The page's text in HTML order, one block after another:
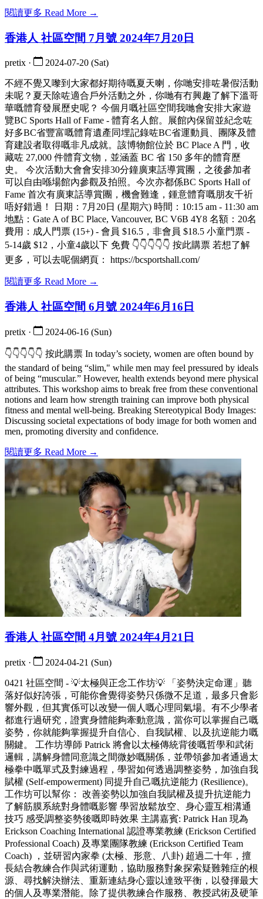
閱讀更多 Read More →
香港人 社區空間 7月號 2024年7月20日
pretix · 2024-07-20 (Sat)
不經不覺又嚟到大家都好期待嘅夏天喇，你哋安排咗暑假活動
未呢？夏天除咗適合戶外活動之外，你哋有冇興趣了解下溫哥
華嘅體育發展歷史呢？ 今個月嘅社區空間我哋會安排大家遊
覽BC Sports Hall of Fame - 體育名人館。展館內保留並紀念咗
好多BC省豐富嘅體育遺產同埋記錄咗BC省運動員、團隊及體
育建設者取得嘅非凡成就。該博物館位於 BC Place A 門，收
藏咗 27,000 件體育文物，並涵蓋 BC 省 150 多年的體育歷
史。 今次活動大會會安排30分鐘廣東話導賞團，之後參加者
可以自由喺場館內參觀及拍照。今次亦都係BC Sports Hall of
Fame 首次有廣東話導賞團，機會難逢，鍾意體育嘅朋友千祈
唔好錯過！ 日期：7月20日 (星期六) 時間：10:15 am - 11:30 am
地點：Gate A of BC Place, Vancouver, BC V6B 4Y8 名額：20名
費用：成人門票 (15+) - 會員 $16.5，非會員 $18.5 小童門票 -
5-14歲 $12，小童4歲以下 免費 👇👇👇👇👇 按此購票 若想了解
更多，可以去呢個網頁： https://bcsportshall.com/
閱讀更多 Read More →
香港人 社區空間 6月號 2024年6月16日
pretix · 2024-06-16 (Sun)
👇👇👇👇👇 按此購票 In today’s society, women are often bound by
the standard of being “slim," while men may feel pressured by ideals
of being “muscular.” However, health extends beyond mere physical
attributes. This workshop aims to break free from these conventional
notions and learn how strength training can improve both physical
fitness and mental well-being. Breaking Stereotypical Body Images:
Discussing societal expectations of body image for both women and
men, promoting diversity and confidence.
閱讀更多 Read More →
香港人 社區空間 4月號 2024年4月21日
pretix · 2024-04-21 (Sun)
0421 社區空間 - 💡太極與正念工作坊💡 「姿勢決定命運」聽
落好似好誇張，可能你會覺得姿勢只係微不足道，最多只會影
響外觀，但其實係可以改變一個人嘅心理同氣場。有不少學者
都進行過研究，證實身體能夠牽動意識，當你可以掌握自己嘅
姿勢，你就能夠掌握提升自信心、自我賦權、以及抗逆能力嘅
關鍵。 工作坊導師 Patrick 將會以太極傳統背後嘅哲學和武術
邏輯，講解身體同意識之間微妙嘅關係，並帶領參加者通過太
極拳中嘅單式及對練過程，學習如何透過調整姿勢，加強自我
賦權 (Self-empowerment) 同提升自己嘅抗逆能力 (Resilience)。
工作坊可以幫你： 改善姿勢以加強自我賦權及提升抗逆能力
了解筋膜系統對身體嘅影響 學習放鬆放空、身心靈互相溝通
技巧 感受調整姿勢後嘅即時效果 主講嘉賓: Patrick Han 現為
Erickson Coaching International 認證專業教練 (Erickson Certified
Professional Coach) 及專業團隊教練 (Erickson Certified Team
Coach) ，並研習內家拳 (太極、形意、八卦) 超過二十年，擅
長結合教練合作與武術運動，協助服務對象探索疑難雜症的根
源、尋找解決辦法、重新連結身心靈以達致平衡，以發揮最大
的個人及專業潛能。除了提供教練合作服務、教授武術及硬筆